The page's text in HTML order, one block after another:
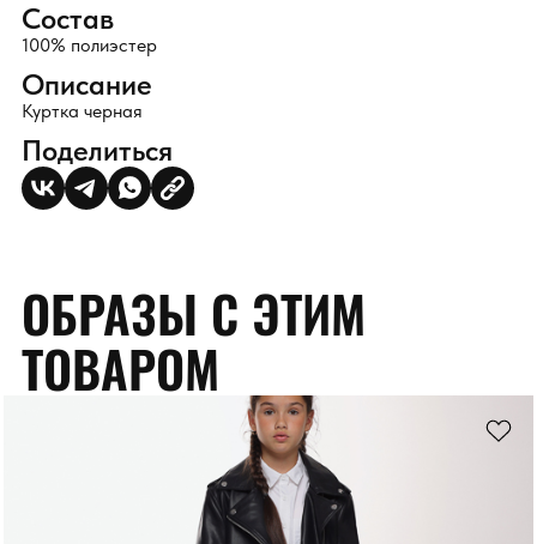
Состав
100% полиэстер
Описание
Куртка черная
Поделиться
ОБРАЗЫ С ЭТИМ
ТОВАРОМ